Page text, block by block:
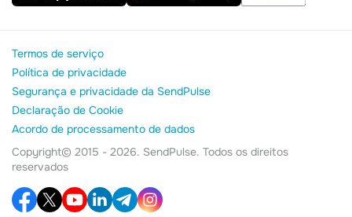
Termos de serviço
Política de privacidade
Segurança e privacidade da SendPulse
Declaração de Cookie
Acordo de processamento de dados
Copyright© 2015 - 2026. SendPulse. Todos os direitos
reservados